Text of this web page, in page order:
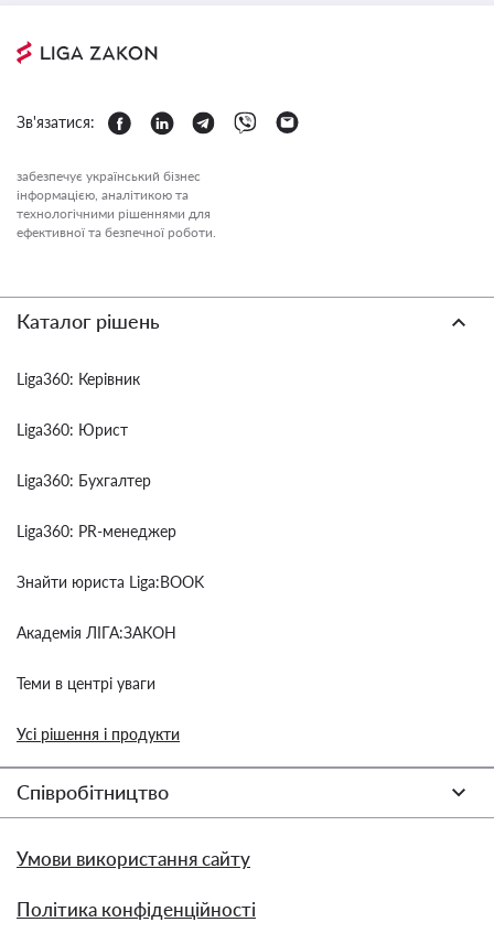
Зв'язатися:
забезпечує український бізнес
інформацією, аналітикою та
технологічними рішеннями для
ефективної та безпечної роботи.
Каталог рішень
Liga360: Керівник
Liga360: Юрист
Liga360: Бухгалтер
Liga360: PR-менеджер
Знайти юриста Liga:BOOK
Академія ЛІГА:ЗАКОН
Теми в центрі уваги
Усі рішення і продукти
Співробітництво
Умови використання сайту
Політика конфіденційності